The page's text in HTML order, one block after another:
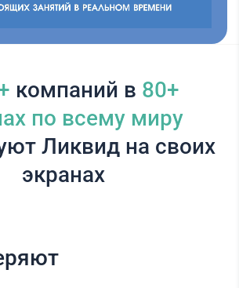
компаний в 80+
по всему миру
Ликвид на своих
экранах